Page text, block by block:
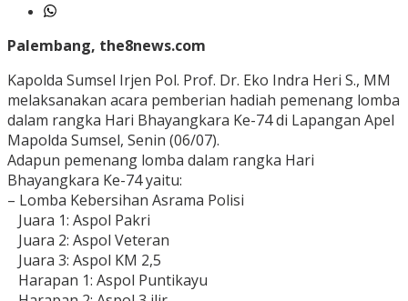
Palembang, the8news.com
Kapolda Sumsel Irjen Pol. Prof. Dr. Eko Indra Heri S., MM
melaksanakan acara pemberian hadiah pemenang lomba
dalam rangka Hari Bhayangkara Ke-74 di Lapangan Apel
Mapolda Sumsel, Senin (06/07).
Adapun pemenang lomba dalam rangka Hari
Bhayangkara Ke-74 yaitu:
– Lomba Kebersihan Asrama Polisi
Juara 1: Aspol Pakri
Juara 2: Aspol Veteran
Juara 3: Aspol KM 2,5
Harapan 1: Aspol Puntikayu